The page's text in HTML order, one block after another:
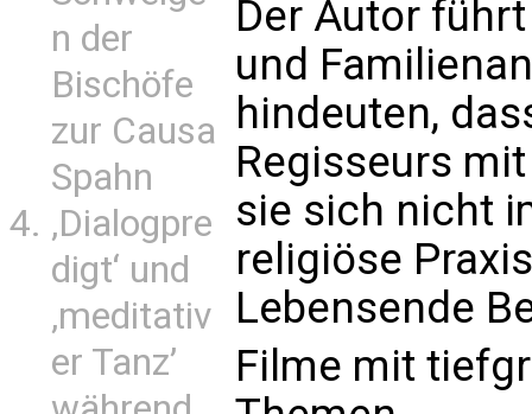
n der
Bischöfe
zur Causa
Spahn
‚Dialogpre
digt‘ und
‚meditativ
er Tanz’
Der Autor
und
hindeuten,
Regisseurs
sie sich nicht
religiöse
Lebensende
Filme mit